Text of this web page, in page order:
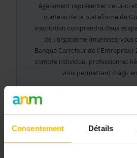
Consentement Détails
également représenter celui-ci
contenu de la plateforme du
inscription comprendra deux
de l'organisme (munissez-vous
Banque Carrefour de l'Entreprise)
compte individuel professionnel
vous permettant d'agir